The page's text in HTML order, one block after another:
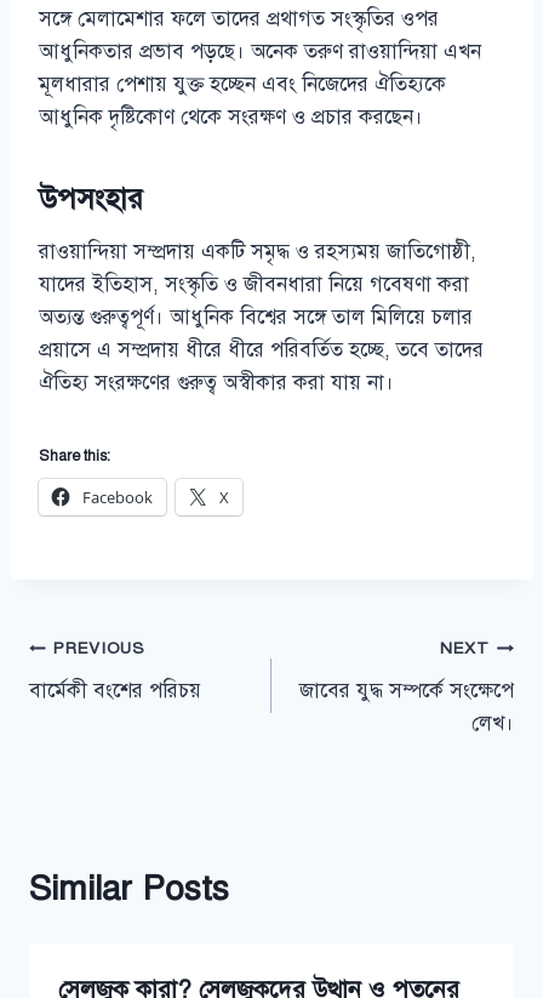
সঙ্গে মেলামেশার ফলে তাদের প্রথাগত সংস্কৃতির ওপর
আধুনিকতার প্রভাব পড়ছে। অনেক তরুণ রাওয়ান্দিয়া এখন
মূলধারার পেশায় যুক্ত হচ্ছেন এবং নিজেদের ঐতিহ্যকে
আধুনিক দৃষ্টিকোণ থেকে সংরক্ষণ ও প্রচার করছেন।
উপসংহার
রাওয়ান্দিয়া সম্প্রদায় একটি সমৃদ্ধ ও রহস্যময় জাতিগোষ্ঠী,
যাদের ইতিহাস, সংস্কৃতি ও জীবনধারা নিয়ে গবেষণা করা
অত্যন্ত গুরুত্বপূর্ণ। আধুনিক বিশ্বের সঙ্গে তাল মিলিয়ে চলার
প্রয়াসে এ সম্প্রদায় ধীরে ধীরে পরিবর্তিত হচ্ছে, তবে তাদের
ঐতিহ্য সংরক্ষণের গুরুত্ব অস্বীকার করা যায় না।
Share this:
Facebook X
Post
navigation
PREVIOUS
বার্মেকী বংশের পরিচয়
NEXT
জাবের যুদ্ধ সম্পর্কে সংক্ষেপে
লেখ।
Similar Posts
সেলজুক কারা? সেলজুকদের উত্থান ও পতনের